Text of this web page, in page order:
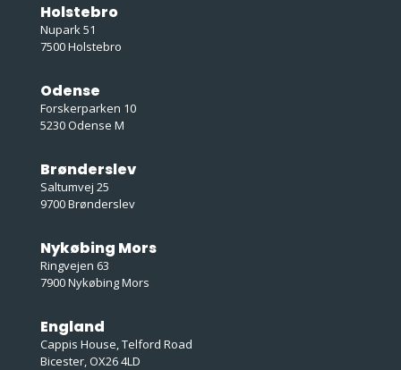
Holstebro
Nupark 51
7500 Holstebro
Odense
Forskerparken 10
5230 Odense M
Brønderslev
Saltumvej 25
9700 Brønderslev
Nykøbing Mors
Ringvejen 63
7900 Nykøbing Mors
England
Cappis House, Telford Road
Bicester, OX26 4LD